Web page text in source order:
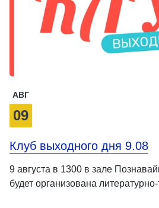
АВГ
09
Клуб выходного дня 9.08
9 августа в 1300 в зале
будет организована